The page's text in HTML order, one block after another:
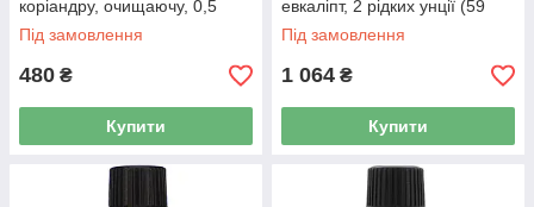
коріандру, очищаючу, 0,5
унції (15 мл)
Під замовлення
480 ₴
Купити
евкаліпт, 2 рідких унції (59
мл)
Під замовлення
1 064 ₴
Купити